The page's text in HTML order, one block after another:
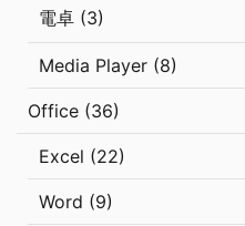
電卓 (3)
Media Player (8)
Office (36)
Excel (22)
Word (9)